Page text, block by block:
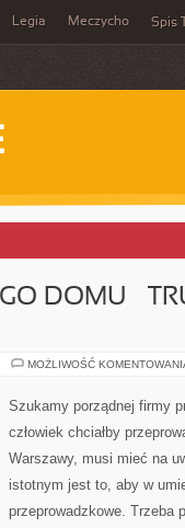
Legia Meczycho Spis
DOMU –
MOŻLIWOŚĆ
Szukamy porządnej firmy
człowiek chciałby
Warszawy, musi mieć na
istotnym jest to, aby w
przeprowadzkowe. Trzeba